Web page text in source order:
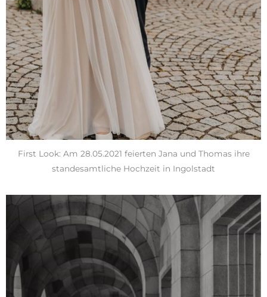
First Look: Am 28.05.2021 feierten Jana und Thomas ihre
standesamtliche Hochzeit in Ingolstadt